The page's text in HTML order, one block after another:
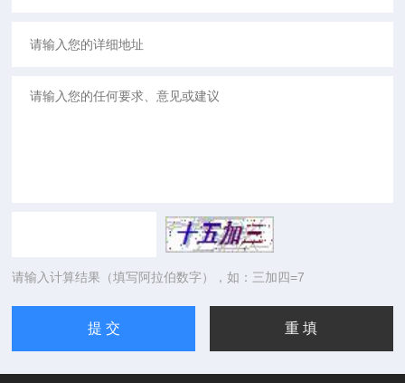
请输入计算结果（填写阿拉伯数字），如：三加四=7